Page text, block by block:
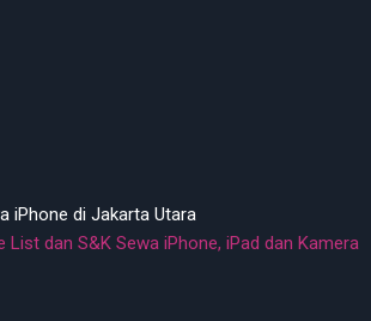
iPhone di Jakarta Utara
List dan S&K Sewa iPhone, iPad dan Kamera